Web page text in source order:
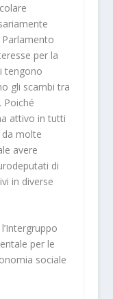
per la
tengono
gli scambi tra
Poiché
attivo in tutti
molte
avere
di
in diverse
per le
sociale